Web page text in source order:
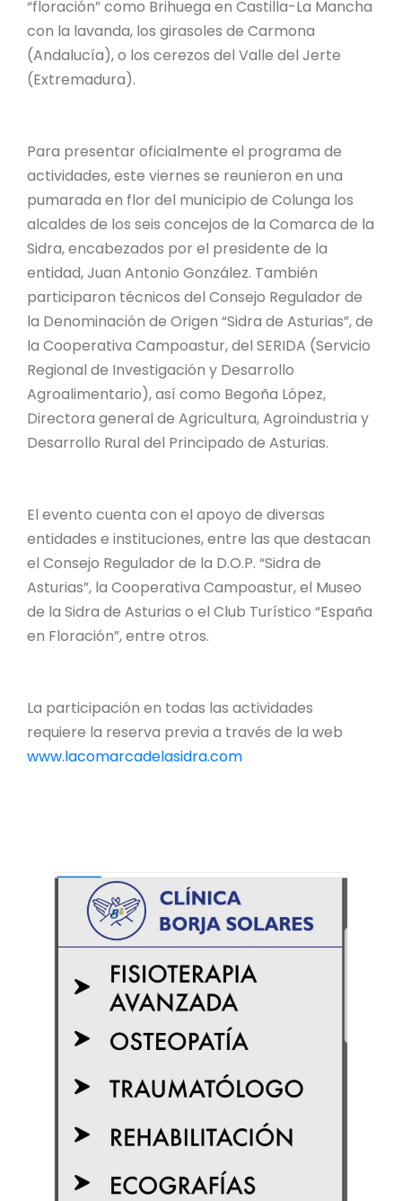
“floración” como Brihuega en Castilla-La Mancha
con la lavanda, los girasoles de Carmona
(Andalucía), o los cerezos del Valle del Jerte
(Extremadura).
Para presentar oficialmente el programa de
actividades, este viernes se reunieron en una
pumarada en flor del municipio de Colunga los
alcaldes de los seis concejos de la Comarca de la
Sidra, encabezados por el presidente de la
entidad, Juan Antonio González. También
participaron técnicos del Consejo Regulador de
la Denominación de Origen “Sidra de Asturias”, de
la Cooperativa Campoastur, del SERIDA (Servicio
Regional de Investigación y Desarrollo
Agroalimentario), así como Begoña López,
Directora general de Agricultura, Agroindustria y
Desarrollo Rural del Principado de Asturias.
El evento cuenta con el apoyo de diversas
entidades e instituciones, entre las que destacan
el Consejo Regulador de la D.O.P. “Sidra de
Asturias”, la Cooperativa Campoastur, el Museo
de la Sidra de Asturias o el Club Turístico “España
en Floración”, entre otros.
La participación en todas las actividades
requiere la reserva previa a través de la web
www.lacomarcadelasidra.com